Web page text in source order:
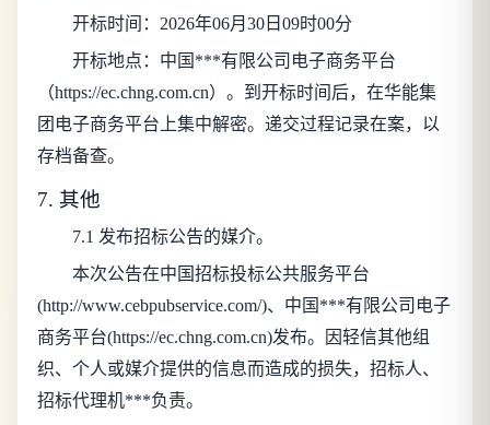
开标时间： 2026年06月30日09时00分
开标地点：中国***有限公司电子商务平台
（https://ec.chng.com.cn）。到开标时间后，在华能集
团电子商务平台上集中解密。递交过程记录在案，以
存档备查。
7. 其他
7.1 发布招标公告的媒介。
本次公告在中国招标投标公共服务平台
(http://www.cebpubservice.com/)、中国***有限公司电子
商务平台(https://ec.chng.com.cn)发布。
因轻信其他组
织、个人或媒介提供的信息而造成的损失，招标人、
招标代理机***负责。